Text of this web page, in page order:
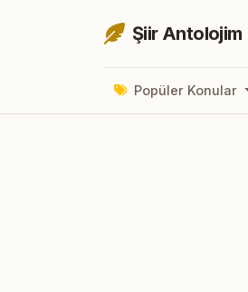
Şiir Antolojim
Popüler Konular